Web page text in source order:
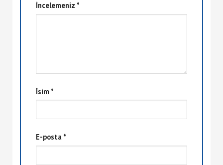
İncelemeniz *
İsim *
E-posta *